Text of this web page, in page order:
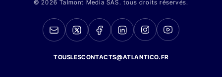
© 2026 Talmont Media SAS. tous droits réservés.
TOUSLESCONTACTS@ATLANTICO.FR